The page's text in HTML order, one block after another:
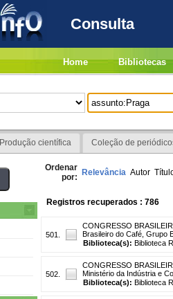
Consulta
Home Bibliotecas
Produção científica Coleção de
Ordenar
por: Relevância Autor
Registros recuperados : 786
501.
CONGRESSO
Brasileiro do Café, Grupo
Biblioteca(s): Biblioteca
502.
CONGRESSO
Ministério da Indústria e
Biblioteca(s): Biblioteca